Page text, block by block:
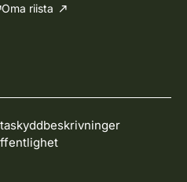
Oma riista